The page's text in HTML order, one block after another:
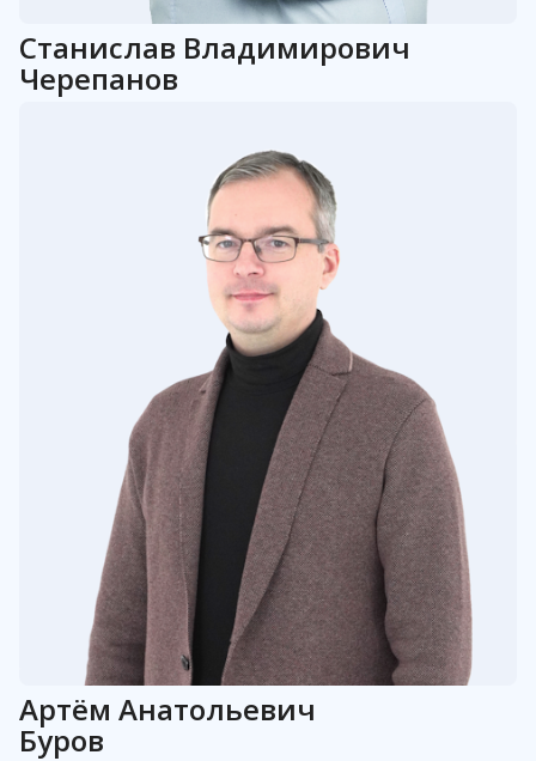
Станислав Владимирович
Черепанов
Артём Анатольевич
Буров